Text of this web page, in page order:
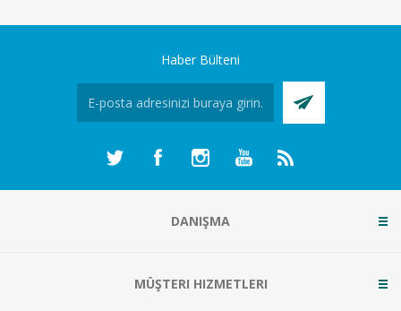
Haber Bülteni
DANIŞMA
MÜŞTERI HIZMETLERI